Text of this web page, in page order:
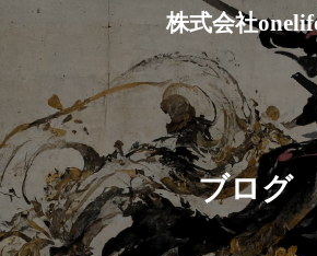
ス
キ
ッ
プ
ン
に
移
動
株式会社
ブログ